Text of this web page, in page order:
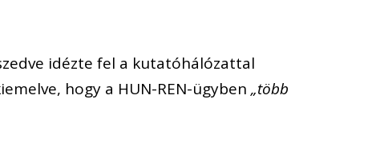
idézte fel a kutatóhálózattal
hogy a HUN-REN-ügyben„több